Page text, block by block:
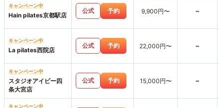
キャンペーン中
Hain pilates京都駅店
公式 予約 9,900円〜 -
キャンペーン中
La pilates西院店
公式 予約 22,000円〜 -
キャンペーン中
スタジオアイビー四
条大宮店
公式 予約 15,000円〜 -
キャンペーン中